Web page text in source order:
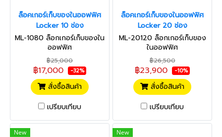
ล็อคเกอร์เก็บของในออฟฟิศ
Locker 10 ช่อง
ML-1080 ล็อกเกอร์เก็บของใน
ออฟฟิศ
฿25,000
฿17,000 -32%
สั่งซื้อสินค้า
เปรียบเทียบ
ล็อคเกอร์เก็บของในออฟฟิศ
Locker 20 ช่อง
ML-20120 ล็อกเกอร์เก็บของ
ในออฟฟิศ
฿26,500
฿23,900 -10%
สั่งซื้อสินค้า
เปรียบเทียบ
New
New